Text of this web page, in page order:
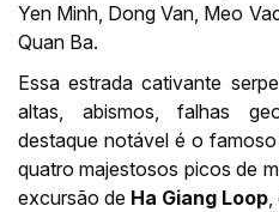
Yen Minh, Dong Van, Meo
Quan Ba.
Essa estrada cativante
altas, abismos, falhas
destaque notável é o
quatro majestosos picos de
excursão de Ha Giang Loop,